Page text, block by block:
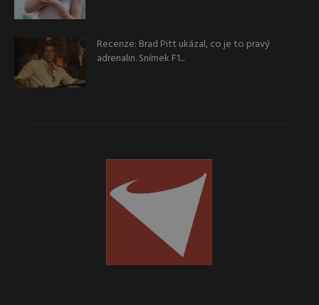
Recenze: Brad Pitt ukázal, co je to pravý
adrenalin. Snímek F1...